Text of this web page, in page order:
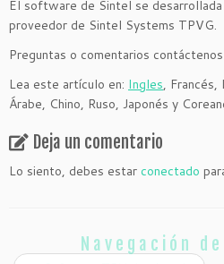
El software de Sintel se
proveedor de Sintel Systems TPVG.
Preguntas o comentarios contáctenos
Lea este artículo en: Ingles, Francés,
Árabe, Chino, Ruso, Japonés y
Deja un comentario
Lo siento, debes estar conectado
Navegación